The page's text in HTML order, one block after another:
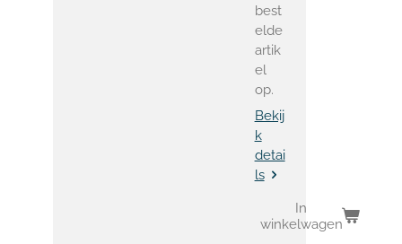
best
elde
artik
el
op.
Bekij
k
detai
ls
In
winkelwagen